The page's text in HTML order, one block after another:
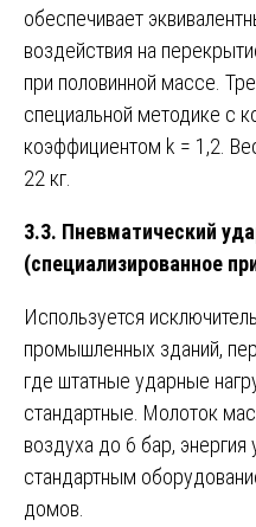
обеспечивает
воздействия на
при половинной массе.
специальной методике с
коэффициентом k = 1,2.
22 кг.
3.3. Пневматический
(специализированное
Используется
промышленных зданий,
где штатные ударные
стандартные. Молоток
воздуха до 6 бар,
стандартным
домов.